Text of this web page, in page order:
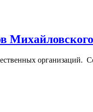
организаций.